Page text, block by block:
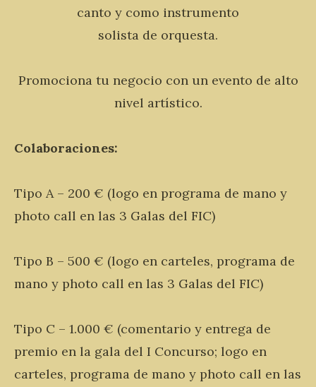
canto y como instrumento
solista de orquesta.
Promociona tu negocio con un evento de alto
nivel artístico.
Colaboraciones:
Tipo A – 200 € (logo en programa de mano y
photo call en las 3 Galas del FIC)
Tipo B – 500 € (logo en carteles, programa de
mano y photo call en las 3 Galas del FIC)
Tipo C – 1.000 € (comentario y entrega de
premio en la gala del I Concurso; logo en
carteles, programa de mano y photo call en las